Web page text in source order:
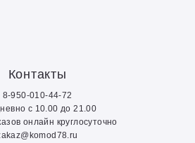
Контакты
8-950-010-44-72
с 10.00 до 21.00
онлайн круглосуточно